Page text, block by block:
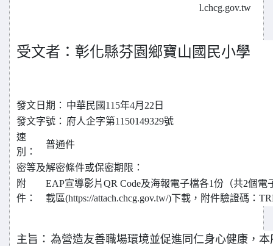
l.chcg.gov.tw
受文者：彰化縣芬園鄉寶山國民小學
發文日期： 中華民國115年4月22日
發文字號： 府人企字第1150149329號
速
別：
普通件
密等及解密條件或保密期限：
附
件：
EAP宣導影片QR Code及海報電子檔各1份（共2個
載區(https://attach.chcg.gov.tw/)下載，附件驗證碼：
主旨： 為營造友善職場環境並促進同仁身心健康，